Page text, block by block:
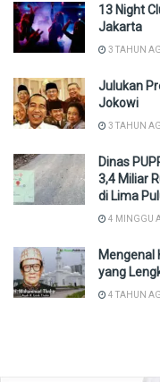
13 Night
Jakarta
3 TAHUN
Julukan
Jokowi
3 TAHUN
Dinas
3,4 Miliar
di Lima
4 MINGGU
Mengenal
yang
4 TAHUN